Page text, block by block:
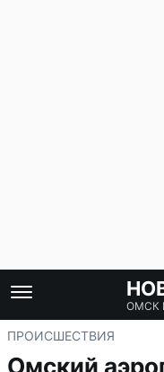
ОМСК
ПРОИСШЕСТВИЯ
Омский